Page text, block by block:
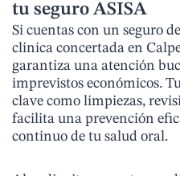
tu seguro ASISA
Si cuentas con un seguro
clínica concertada en
garantiza una atención
imprevistos económicos.
clave como limpiezas,
facilita una prevención
continuo de tu salud oral.